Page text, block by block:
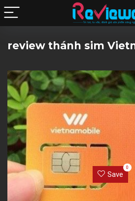
review thánh sim
Save
0